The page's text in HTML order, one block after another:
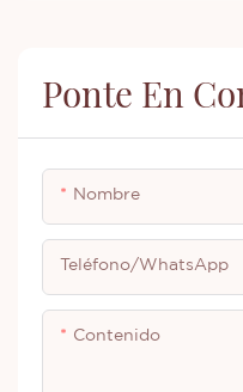
Ponte En
Nombre
Teléfono/WhatsApp
Contenido